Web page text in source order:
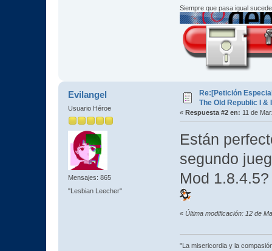
Siempre que pasa igual
Evilangel
Usuario Héroe
Mensajes: 865
"Lesbian Leecher"
Re:[Petición
The Old Republic I &
« Respuesta #2 en: 11 de
Están
segundo
Mod
« Última modificación: 12 de
"La misericordia y la